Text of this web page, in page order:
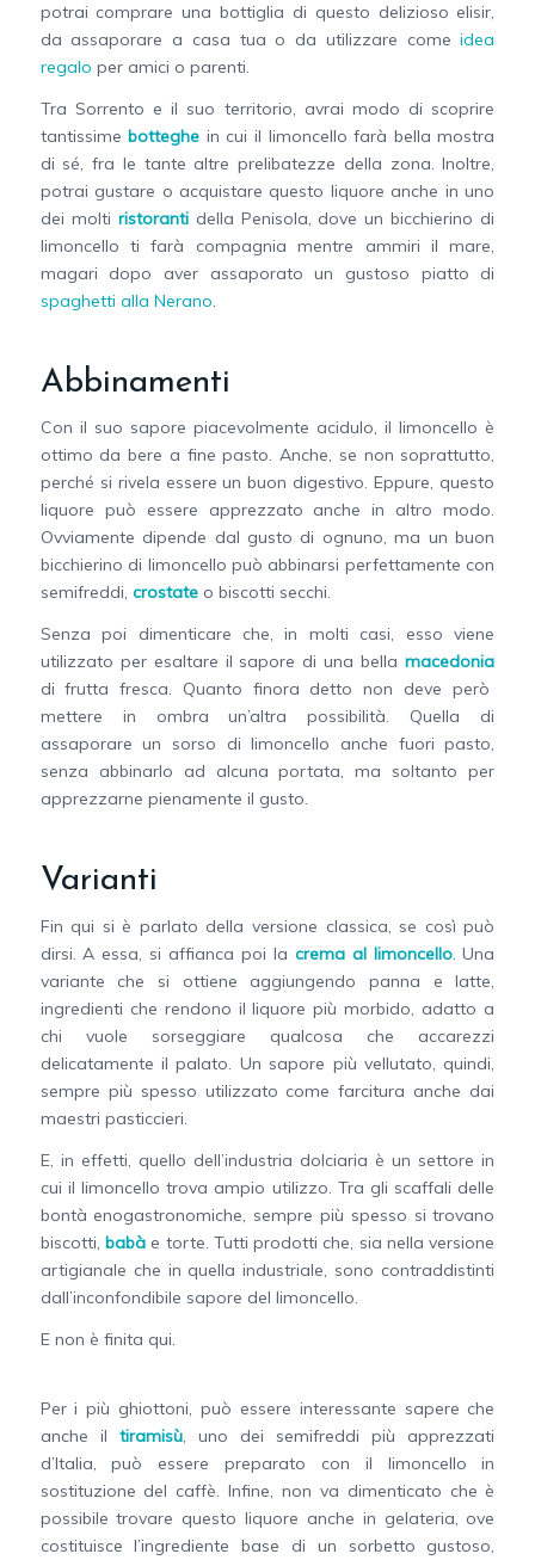
potrai comprare una bottiglia di questo delizioso elisir,
da assaporare a casa tua o da utilizzare comeidea
regalo per amici o parenti.
Tra Sorrento e il suo territorio, avrai modo di scoprire
tantissime botteghe in cui il limoncello farà bella mostra
di sé, fra le tante altre prelibatezze della zona. Inoltre,
potrai gustare o acquistare questo liquore anche in uno
dei molti ristoranti della Penisola, dove un bicchierino di
limoncello ti farà compagnia mentre ammiri il mare,
magari dopo aver assaporato un gustoso piatto di
spaghetti alla Nerano
Abbinamenti
Con il suo sapore piacevolmente acidulo, il limoncello è
ottimo da bere a fine pasto. Anche, se non soprattutto,
perché si rivela essere un buon digestivo. Eppure, questo
liquore può essere apprezzato anche in altro modo.
Ovviamente dipende dal gusto di ognuno, ma un buon
bicchierino di limoncello può abbinarsi perfettamente con
semifreddi, crostateo biscotti secchi.
Senza poi dimenticare che, in molti casi, esso viene
utilizzato per esaltare il sapore di una bellamacedonia
di frutta fresca. Quanto finora detto non deve però
mettere in ombra un’altra possibilità. Quella di
assaporare un sorso di limoncello anche fuori pasto,
senza abbinarlo ad alcuna portata, ma soltanto per
apprezzarne pienamente il gusto.
Varianti
Fin qui si è parlato della versione classica, se così può
dirsi. A essa, si affianca poi la crema al limoncello. Una
variante che si ottiene aggiungendo panna e latte,
ingredienti che rendono il liquore più morbido, adatto a
chi vuole sorseggiare qualcosa che accarezzi
delicatamente il palato. Un sapore più vellutato, quindi,
sempre più spesso utilizzato come farcitura anche dai
maestri pasticcieri.
E, in effetti, quello dell’industria dolciaria è un settore in
cui il limoncello trova ampio utilizzo. Tra gli scaffali delle
bontà enogastronomiche, sempre più spesso si trovano
biscotti, babàe torte. Tutti prodotti che, sia nella versione
artigianale che in quella industriale, sono contraddistinti
dall’inconfondibile sapore del limoncello.
E non è finita qui.
Per i più ghiottoni, può essere interessante sapere che
anche il tiramisù, uno dei semifreddi più apprezzati
d’Italia, può essere preparato con il limoncello in
sostituzione del caffè. Infine, non va dimenticato che è
possibile trovare questo liquore anche in gelateria, ove
costituisce l’ingrediente base di un sorbetto gustoso,